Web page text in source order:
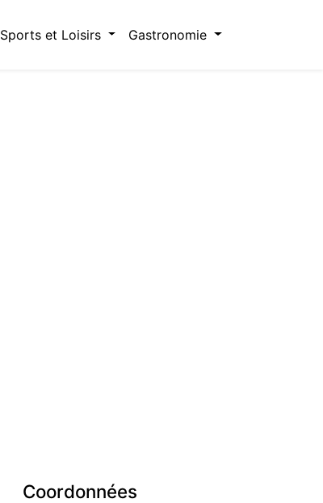
Sports et Loisirs Gastronomie
Coordonnées